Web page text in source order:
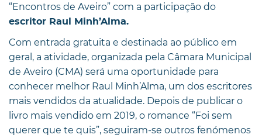
“Encontros de Aveiro” com a participação do
escritor Raul Minh’Alma.
Com entrada gratuita e destinada ao público em
geral, a atividade, organizada pela Câmara Municipal
de Aveiro (CMA) será uma oportunidade para
conhecer melhor Raul Minh’Alma, um dos escritores
mais vendidos da atualidade. Depois de publicar o
livro mais vendido em 2019, o romance “Foi sem
querer que te quis”, seguiram-se outros fenómenos